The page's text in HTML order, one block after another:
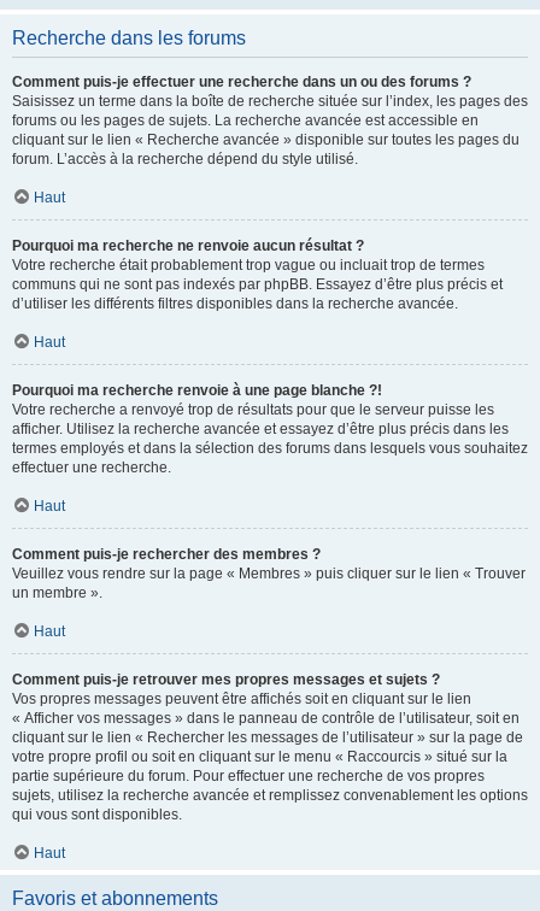
Recherche dans les forums
Comment puis-je effectuer une recherche dans un ou des forums ?
Saisissez un terme dans la boîte de recherche située sur l’index, les pages des
forums ou les pages de sujets. La recherche avancée est accessible en
cliquant sur le lien « Recherche avancée » disponible sur toutes les pages du
forum. L’accès à la recherche dépend du style utilisé.
Haut
Pourquoi ma recherche ne renvoie aucun résultat ?
Votre recherche était probablement trop vague ou incluait trop de termes
communs qui ne sont pas indexés par phpBB. Essayez d’être plus précis et
d’utiliser les différents filtres disponibles dans la recherche avancée.
Haut
Pourquoi ma recherche renvoie à une page blanche ?!
Votre recherche a renvoyé trop de résultats pour que le serveur puisse les
afficher. Utilisez la recherche avancée et essayez d’être plus précis dans les
termes employés et dans la sélection des forums dans lesquels vous souhaitez
effectuer une recherche.
Haut
Comment puis-je rechercher des membres ?
Veuillez vous rendre sur la page « Membres » puis cliquer sur le lien « Trouver
un membre ».
Haut
Comment puis-je retrouver mes propres messages et sujets ?
Vos propres messages peuvent être affichés soit en cliquant sur le lien
« Afficher vos messages » dans le panneau de contrôle de l’utilisateur, soit en
cliquant sur le lien « Rechercher les messages de l’utilisateur » sur la page de
votre propre profil ou soit en cliquant sur le menu « Raccourcis » situé sur la
partie supérieure du forum. Pour effectuer une recherche de vos propres
sujets, utilisez la recherche avancée et remplissez convenablement les options
qui vous sont disponibles.
Haut
Favoris et abonnements